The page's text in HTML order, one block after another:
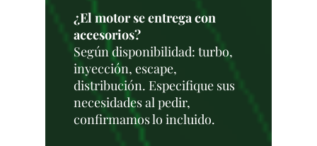
¿El motor se entrega con
accesorios?
Según disponibilidad: turbo,
inyección, escape,
distribución. Especifique sus
necesidades al pedir,
confirmamos lo incluido.